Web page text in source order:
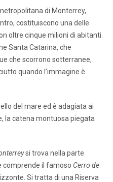
di Monterrey,
costituiscono una delle
oltre cinque milioni di abitanti.
Santa Catarina, che
che scorrono sotterranee,
quando l’immagine è
del mare ed è adagiata ai
la catena montuosa piegata
si trova nella parte
comprende il famoso Cerro de
Si tratta di una Riserva